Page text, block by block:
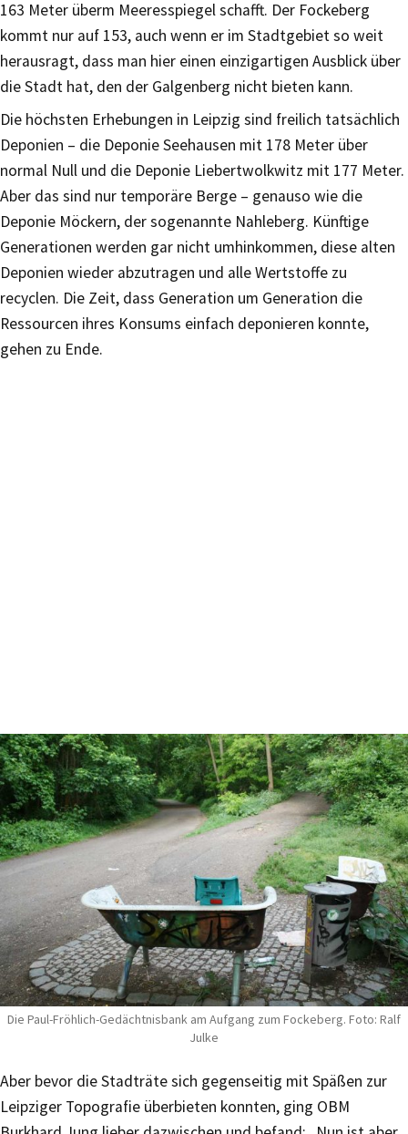
163 Meter überm Meeresspiegel schafft. Der Fockeberg
kommt nur auf 153, auch wenn er im Stadtgebiet so weit
herausragt, dass man hier einen einzigartigen Ausblick über
die Stadt hat, den der Galgenberg nicht bieten kann.
Die höchsten Erhebungen in Leipzig sind freilich tatsächlich
Deponien – die Deponie Seehausen mit 178 Meter über
normal Null und die Deponie Liebertwolkwitz mit 177 Meter.
Aber das sind nur temporäre Berge – genauso wie die
Deponie Möckern, der sogenannte Nahleberg. Künftige
Generationen werden gar nicht umhinkommen, diese alten
Deponien wieder abzutragen und alle Wertstoffe zu
recyclen. Die Zeit, dass Generation um Generation die
Ressourcen ihres Konsums einfach deponieren konnte,
gehen zu Ende.
Die Paul-Fröhlich-Gedächtnisbank am Aufgang zum Fockeberg. Foto: Ralf
Julke
Aber bevor die Stadträte sich gegenseitig mit Späßen zur
Leipziger Topografie überbieten konnten, ging OBM